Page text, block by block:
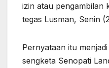
izin atau pengambilan
tegas Lusman, Senin
Pernyataan itu
sengketa Senopati